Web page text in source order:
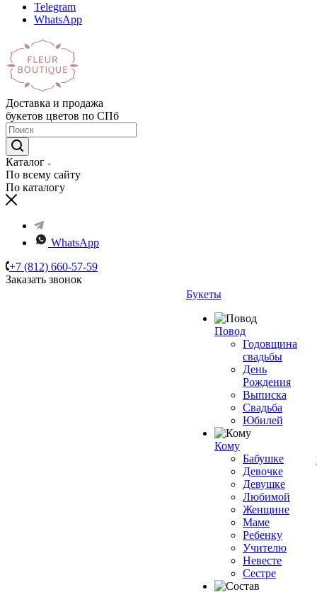
Telegram
WhatsApp
Доставка и продажа
букетов цветов по СПб
Каталог
По всему сайту
По каталогу
WhatsApp
+7 (812) 660-57-59
Заказать звонок
Букеты
Повод
Годовщина
свадьбы
День
Рождения
Выписка
Свадьба
Юбилей
Кому
Бабушке
Девочке
Девушке
Любимой
Женщине
Маме
Ребенку
Учителю
Невесте
Сестре